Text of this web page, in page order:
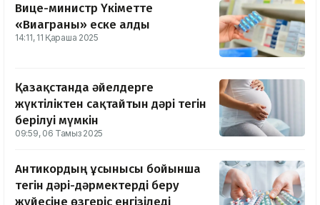
Вице-министр Үкіметте
«Виаграны» еске алды
14:11, 11 Қараша 2025
Қазақстанда әйелдерге
жүктіліктен сақтайтын дәрі тегін
берілуі мүмкін
09:59, 06 Тамыз 2025
Антикордың ұсынысы бойынша
тегін дәрі-дәрмектерді беру
жүйесіне өзгеріс енгізіледі